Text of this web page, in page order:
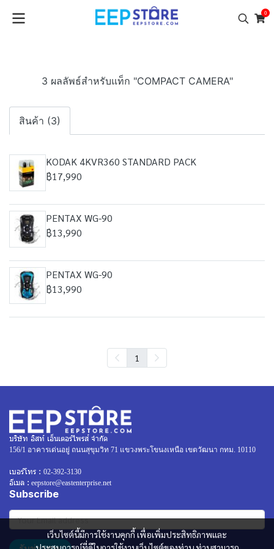
0
3 ผลลัพธ์สำหรับแท็ก "COMPACT CAMERA"
สินค้า (3)
KODAK 4KVR360 STANDARD PACK
฿17,990
PENTAX WG-90
฿13,990
PENTAX WG-90
฿13,990
1
เว็บไซต์นี้มีการใช้งานคุกกี้ เพื่อเพิ่มประสิทธิภาพและ
บริษัท อิสท์ เอ็นเตอร์ไพรส์ จำกัด
156/1 อาคารเด่นอยู่ ถนนสุขุมวิท 71 แขวงพระโขนงเหนือ เขตวัฒนา กทม. 10110
เบอร์โทร : 02-392-3130
อีเมล : eepstore@eastenterprise.net
Subscribe